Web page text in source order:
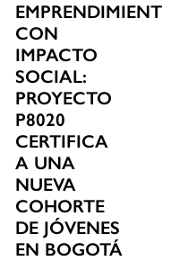
CON
IMPACTO
SOCIAL:
PROYECTO
P8020
CERTIFICA
A UNA
NUEVA
COHORTE
DE JÓVENES
EN BOGOTÁ